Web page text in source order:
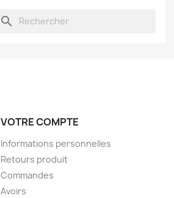
search
VOTRE COMPTE
Informations personnelles
Retours produit
Commandes
Avoirs